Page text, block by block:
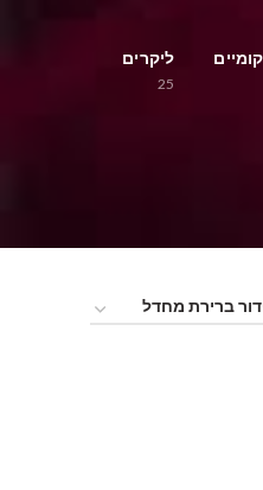
ליקרים
25